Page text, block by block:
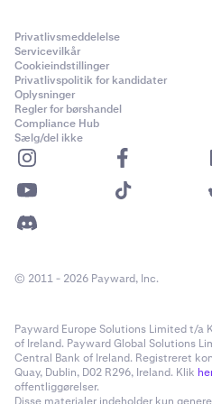
15.000.000 USD
1.000 USD
Class C (25x)
PI_SOLUSD
Solana (SOL)
1 USD
15.000.000 USD
Class C (25x)
Handelstider
24 timer/dag, 7 dage/uge, 365
vedligeholdelse)
Gebyrer beregnes som en
for automatisk rollover eller
Kontraktudløb
De perpetual derivater er ikke-
PnL-afregningsmetode
Inverse derivater afregnes
Handelstider
24 timer/dag, 7 dage/uge, 365
ordreværdi for en matchet
At holde en position indtil
Privatlivsmeddelelse
Servicevilkår
Cookieindstillinger
Privatlivspolitik for kandidater
Oplysninger
Regler for børshandel
Compliance Hub
Sælg/del ikke
© 2011 - 2026 Payward, Inc.
Payward Europe Solutions Limited t/a
of Ireland. Payward Global Solutions
Central Bank of Ireland. Registreret
Quay, Dublin, D02 R296, Ireland. Klik
offentliggørelser.